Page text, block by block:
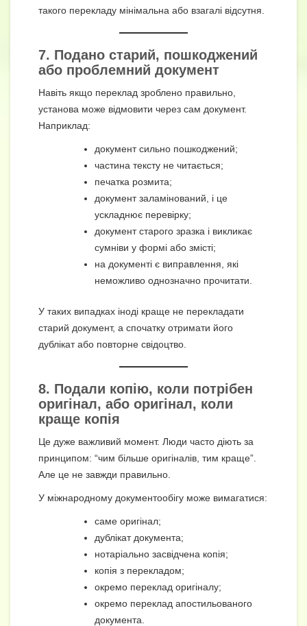
такого перекладу мінімальна або взагалі відсутня.
7. Подано старий, пошкоджений
або проблемний документ
Навіть якщо переклад зроблено правильно,
установа може відмовити через сам документ.
Наприклад:
документ сильно пошкоджений;
частина тексту не читається;
печатка розмита;
документ заламінований, і це
ускладнює перевірку;
документ старого зразка і викликає
сумніви у формі або змісті;
на документі є виправлення, які
неможливо однозначно прочитати.
У таких випадках іноді краще не перекладати
старий документ, а спочатку отримати його
дублікат або повторне свідоцтво.
8. Подали копію, коли потрібен
оригінал, або оригінал, коли
краще копія
Це дуже важливий момент. Люди часто діють за
принципом: “чим більше оригіналів, тим краще”.
Але це не завжди правильно.
У міжнародному документообігу може вимагатися:
саме оригінал;
дублікат документа;
нотаріально засвідчена копія;
копія з перекладом;
окремо переклад оригіналу;
окремо переклад апостильованого
документа.